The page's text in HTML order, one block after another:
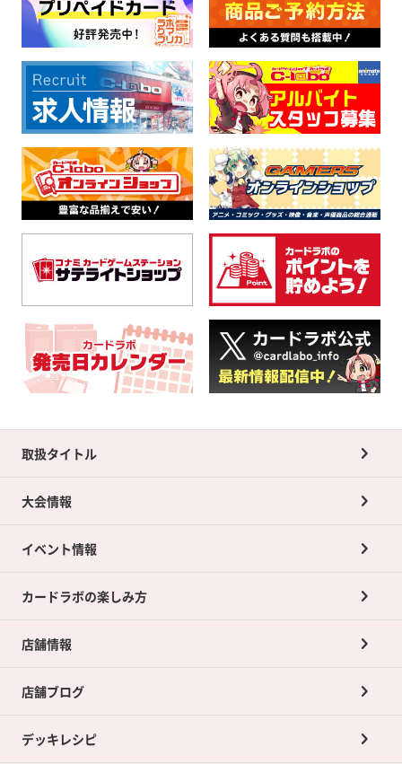
取扱タイトル
大会情報
イベント情報
カードラボの楽しみ方
店舗情報
店舗ブログ
デッキレシピ